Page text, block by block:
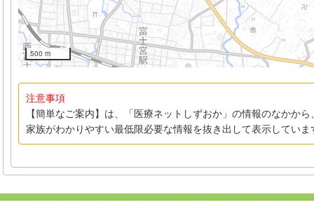
500 m
注意事項
【簡単なご案内】は、「医療ネットしずおか」の情報のなかか
家族がわかりやすい最低限必要な情報を抜き出して表示していま